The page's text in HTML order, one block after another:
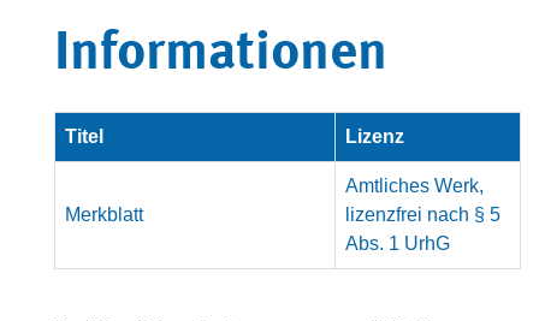
Informationen
Titel Lizenz
Merkblatt
Amtliches Werk,
lizenzfrei nach § 5
Abs. 1 UrhG